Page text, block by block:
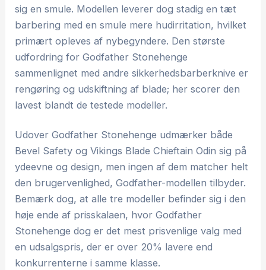
sig en smule. Modellen leverer dog stadig en tæt
barbering med en smule mere hudirritation, hvilket
primært opleves af nybegyndere. Den største
udfordring for Godfather Stonehenge
sammenlignet med andre sikkerhedsbarberknive er
rengøring og udskiftning af blade; her scorer den
lavest blandt de testede modeller.
Udover Godfather Stonehenge udmærker både
Bevel Safety og Vikings Blade Chieftain Odin sig på
ydeevne og design, men ingen af dem matcher helt
den brugervenlighed, Godfather-modellen tilbyder.
Bemærk dog, at alle tre modeller befinder sig i den
høje ende af prisskalaen, hvor Godfather
Stonehenge dog er det mest prisvenlige valg med
en udsalgspris, der er over 20% lavere end
konkurrenterne i samme klasse.